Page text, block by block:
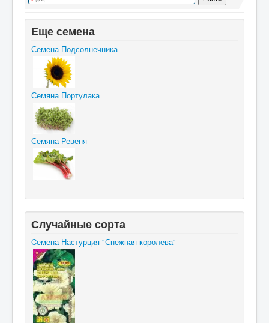
Еще семена
Семена Подсолнечника
Семяна Портулака
Семяна Ревеня
Случайные сорта
Cемена Настурция "Снежная королева"